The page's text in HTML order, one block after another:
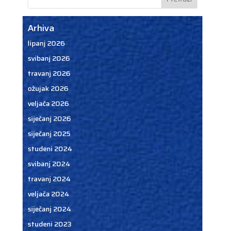
Arhiva
lipanj 2026
svibanj 2026
travanj 2026
ožujak 2026
veljača 2026
siječanj 2026
siječanj 2025
studeni 2024
svibanj 2024
travanj 2024
veljača 2024
siječanj 2024
studeni 2023